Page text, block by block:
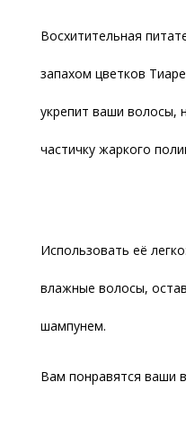
Восхитительная
запахом цветков
укрепит ваши волосы,
частичку жаркого
Использовать её
влажные волосы,
шампунем.
Вам понравятся ваши